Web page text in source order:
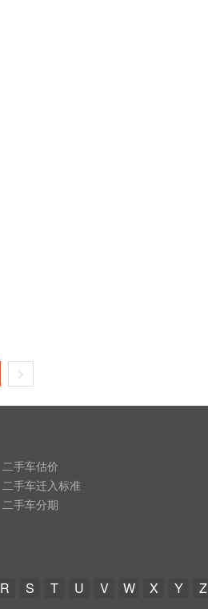
二手车估价
二手车迁入标准
二手车分期
R S T U V W X Y Z